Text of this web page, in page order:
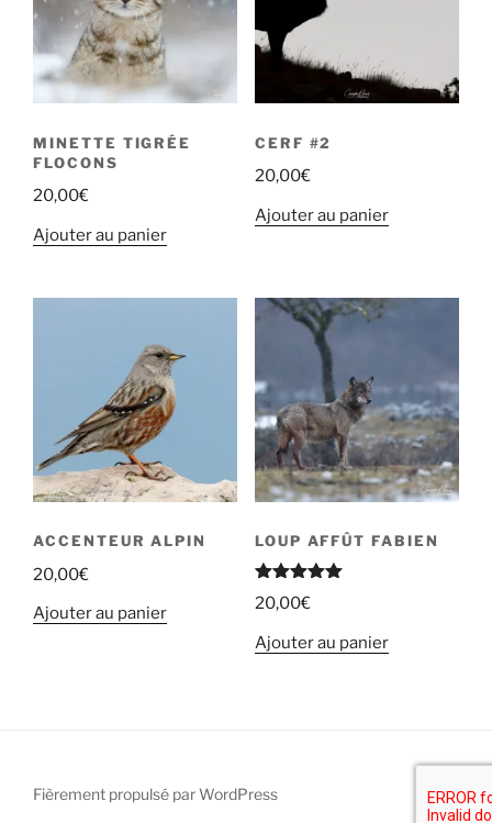
MINETTE TIGRÉE
FLOCONS
20,00€
Ajouter au panier
CERF #2
20,00€
Ajouter au panier
ACCENTEUR ALPIN
20,00€
Ajouter au panier
LOUP AFFÛT FABIEN
Note5.00
sur 5
20,00€
Ajouter au panier
Fièrement propulsé par WordPress